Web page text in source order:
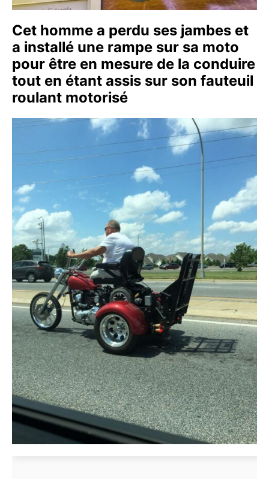
Cet homme a perdu ses jambes et
a installé une rampe sur sa moto
pour être en mesure de la conduire
tout en étant assis sur son fauteuil
roulant motorisé